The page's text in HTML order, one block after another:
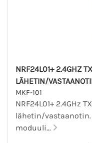
NRF24L01+ 2.4GHZ
LÄHETIN/
MKF-101
NRF24L01+ 2.4GHz
lähetin/vastaanotin.
moduuli...